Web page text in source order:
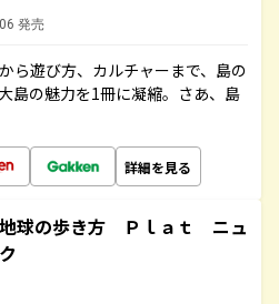
発売
ら遊び方、カルチャーまで、島の
島の魅力を1冊に凝縮。さあ、島
詳細を見る
球の歩き方 Ｐｌａｔ ニュ